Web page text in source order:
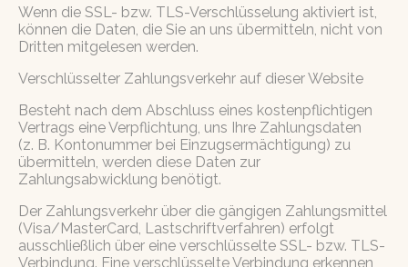
Wenn die SSL- bzw. TLS-Verschlüsselung aktiviert ist,
können die Daten, die Sie an uns übermitteln, nicht von
Dritten mitgelesen werden.
Verschlüsselter Zahlungsverkehr auf dieser Website
Besteht nach dem Abschluss eines kostenpflichtigen
Vertrags eine Verpflichtung, uns Ihre Zahlungsdaten
(z. B. Kontonummer bei Einzugsermächtigung) zu
übermitteln, werden diese Daten zur
Zahlungsabwicklung benötigt.
Der Zahlungsverkehr über die gängigen Zahlungsmittel
(Visa/MasterCard, Lastschriftverfahren) erfolgt
ausschließlich über eine verschlüsselte SSL- bzw. TLS-
Verbindung. Eine verschlüsselte Verbindung erkennen